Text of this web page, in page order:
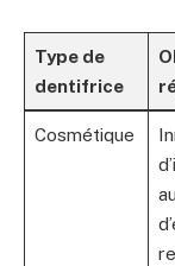
Type de
dentifrice
Cosmétique